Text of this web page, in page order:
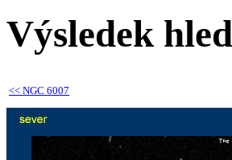
Výsledek
<< NGC 6007